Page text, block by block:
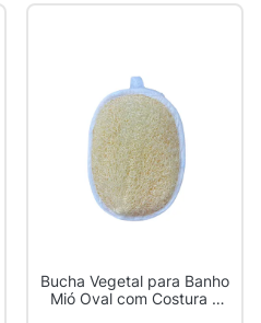
Bucha Vegetal para Banho
Mió Oval com Costura 1